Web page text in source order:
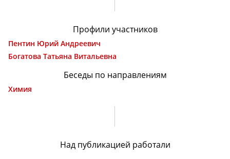
Профили участников
Пентин Юрий Андреевич
Богатова Татьяна Витальевна
Беседы по направлениям
Химия
Над публикацией работали